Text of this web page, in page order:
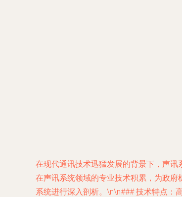
在现代通讯技术迅猛发展的背景下，声
在声讯系统领域的专业技术积累，为政
系统进行深入剖析。\n\n### 技术特点：